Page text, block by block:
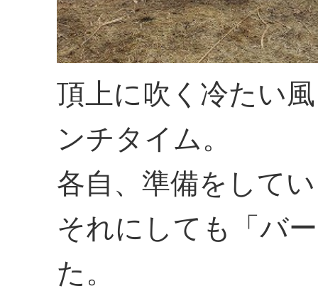
頂上に吹く冷たい
ンチタイム。
各自、準備をして
それにしても「バ
た。